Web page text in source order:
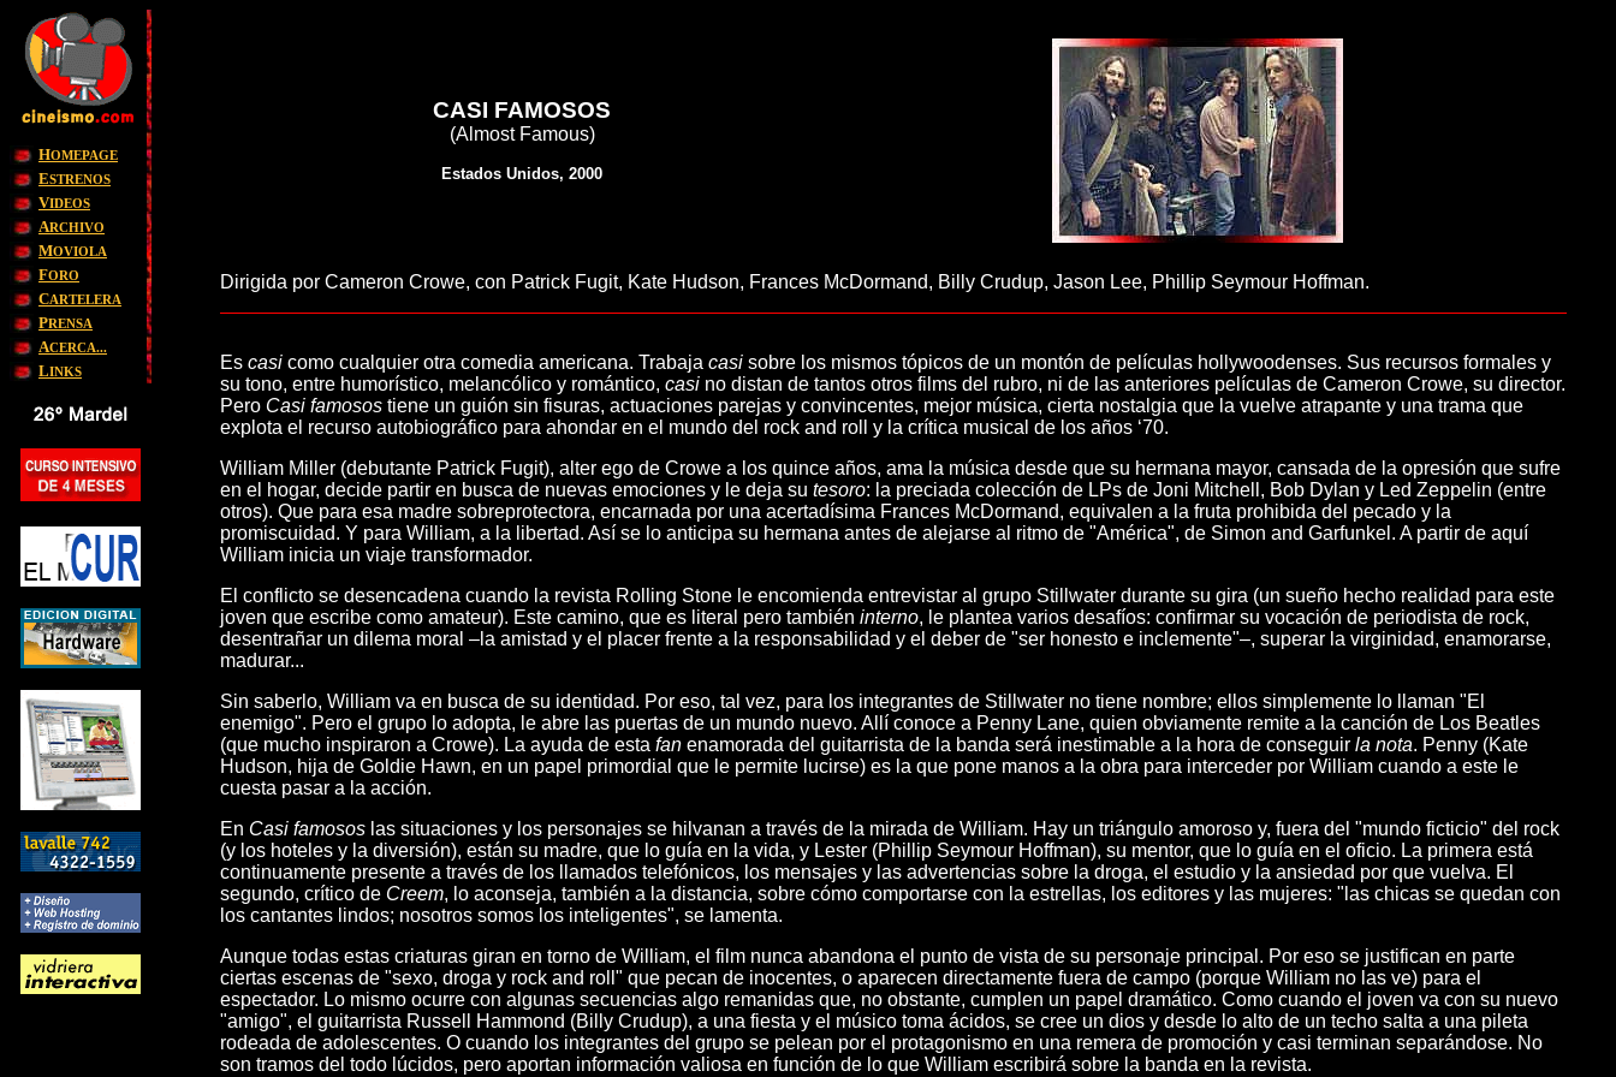
HOMEPAGE
ESTRENOS
VIDEOS
ARCHIVO
MOVIOLA
FORO
CARTELERA
PRENSA
ACERCA...
LINKS
CASI FAMOSOS
(Almost Famous)
Estados Unidos, 2000
Dirigida por Cameron Crowe, con Patrick Fugit, Kate Hudson, Frances McDormand, Billy Crudup, Jason Lee, Phillip Seymour Hoffman.
Es casi como cualquier otra comedia americana. Trabaja casi sobre los mismos tópicos de un montón de películas hollywoodenses. Sus recursos formales y
su tono, entre humorístico, melancólico y romántico, casi no distan de tantos otros films del rubro, ni de las anteriores películas de Cameron Crowe, su director.
Pero Casi famosos tiene un guión sin fisuras, actuaciones parejas y convincentes, mejor música, cierta nostalgia que la vuelve atrapante y una trama que
explota el recurso autobiográfico para ahondar en el mundo del rock and roll y la crítica musical de los años ‘70.
William Miller (debutante Patrick Fugit), alter ego de Crowe a los quince años, ama la música desde que su hermana mayor, cansada de la opresión que sufre
en el hogar, decide partir en busca de nuevas emociones y le deja su tesoro: la preciada colección de LPs de Joni Mitchell, Bob Dylan y Led Zeppelin (entre
otros). Que para esa madre sobreprotectora, encarnada por una acertadísima Frances McDormand, equivalen a la fruta prohibida del pecado y la
promiscuidad. Y para William, a la libertad. Así se lo anticipa su hermana antes de alejarse al ritmo de "América", de Simon and Garfunkel. A partir de aquí
William inicia un viaje transformador.
El conflicto se desencadena cuando la revista Rolling Stone le encomienda entrevistar al grupo Stillwater durante su gira (un sueño hecho realidad para este
joven que escribe como amateur). Este camino, que es literal pero también interno, le plantea varios desafíos: confirmar su vocación de periodista de rock,
desentrañar un dilema moral –la amistad y el placer frente a la responsabilidad y el deber de "ser honesto e inclemente"–, superar la virginidad, enamorarse,
madurar...
Sin saberlo, William va en busca de su identidad. Por eso, tal vez, para los integrantes de Stillwater no tiene nombre; ellos simplemente lo llaman "El
enemigo". Pero el grupo lo adopta, le abre las puertas de un mundo nuevo. Allí conoce a Penny Lane, quien obviamente remite a la canción de Los Beatles
(que mucho inspiraron a Crowe). La ayuda de esta fan enamorada del guitarrista de la banda será inestimable a la hora de conseguir la nota. Penny (Kate
Hudson, hija de Goldie Hawn, en un papel primordial que le permite lucirse) es la que pone manos a la obra para interceder por William cuando a este le
cuesta pasar a la acción.
En Casi famosos las situaciones y los personajes se hilvanan a través de la mirada de William. Hay un triángulo amoroso y, fuera del "mundo ficticio" del rock
(y los hoteles y la diversión), están su madre, que lo guía en la vida, y Lester (Phillip Seymour Hoffman), su mentor, que lo guía en el oficio. La primera está
continuamente presente a través de los llamados telefónicos, los mensajes y las advertencias sobre la droga, el estudio y la ansiedad por que vuelva. El
segundo, crítico de Creem, lo aconseja, también a la distancia, sobre cómo comportarse con la estrellas, los editores y las mujeres: "las chicas se quedan con
los cantantes lindos; nosotros somos los inteligentes", se lamenta.
Aunque todas estas criaturas giran en torno de William, el film nunca abandona el punto de vista de su personaje principal. Por eso se justifican en parte
ciertas escenas de "sexo, droga y rock and roll" que pecan de inocentes, o aparecen directamente fuera de campo (porque William no las ve) para el
espectador. Lo mismo ocurre con algunas secuencias algo remanidas que, no obstante, cumplen un papel dramático. Como cuando el joven va con su nuevo
"amigo", el guitarrista Russell Hammond (Billy Crudup), a una fiesta y el músico toma ácidos, se cree un dios y desde lo alto de un techo salta a una pileta
rodeada de adolescentes. O cuando los integrantes del grupo se pelean por el protagonismo en una remera de promoción y casi terminan separándose. No
son tramos del todo lúcidos, pero aportan información valiosa en función de lo que William escribirá sobre la banda en la revista.